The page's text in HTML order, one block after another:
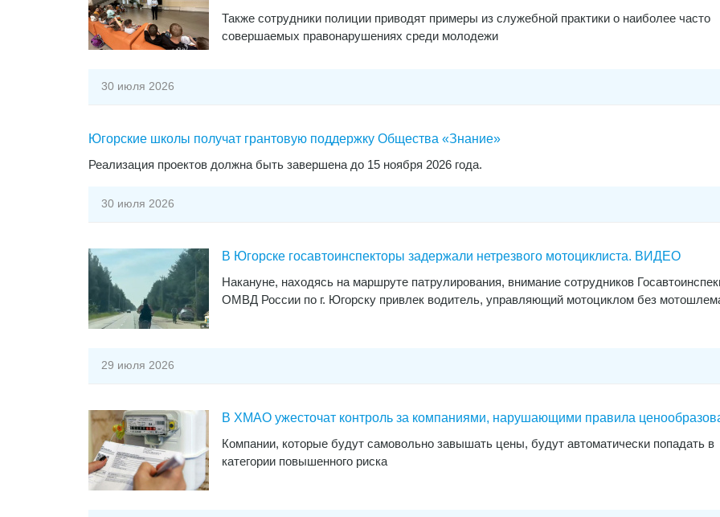
Также сотрудники полиции приводят примеры из служебной практики о наиболее часто
совершаемых правонарушениях среди молодежи
30 июля 2026
Югорские школы получат грантовую поддержку Общества «Знание»
Реализация проектов должна быть завершена до 15 ноября 2026 года.
30 июля 2026
В Югорске госавтоинспекторы задержали нетрезвого мотоциклиста. ВИДЕО
​Накануне, находясь на маршруте патрулирования, внимание сотрудников
ОМВД России по г. Югорску привлек водитель, управляющий мотоциклом без
29 июля 2026
В ХМАО ужесточат контроль за компаниями, нарушающими правила
​Компании, которые будут самовольно завышать цены, будут автоматически попадать в
категории повышенного риска